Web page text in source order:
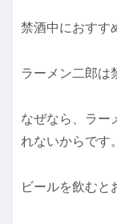
禁酒中におすす
ラーメン二郎は
なぜなら、ラー
れないからです。
ビールを飲むと